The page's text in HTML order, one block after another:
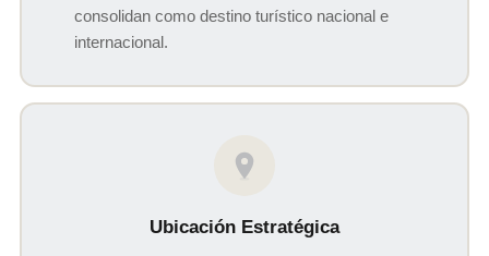
consolidan como destino turístico nacional e
internacional.
Ubicación Estratégica